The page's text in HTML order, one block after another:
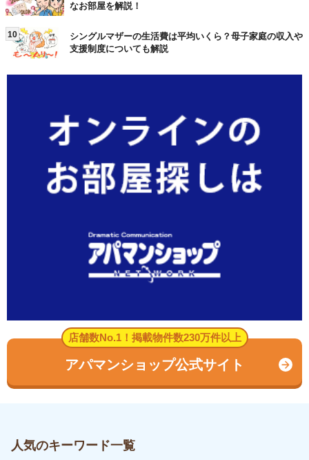
なお部屋を解説！
10
シングルマザーの生活費は平均いくら？母子家庭の収入や
支援制度についても解説
店舗数No.1！掲載物件数230万件以上
アパマンショップ公式サイト
人気のキーワード一覧